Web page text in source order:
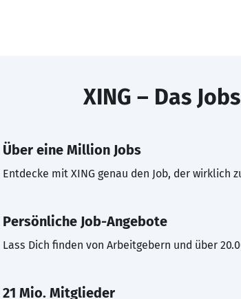
XING – Das
Über eine Million Jobs
Entdecke mit XING genau den Job, der wirklich
Persönliche Job-Angebote
Lass Dich finden von Arbeitgebern und über
21 Mio. Mitglieder